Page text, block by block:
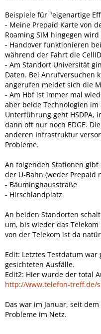
Beispiele für "eigenartige
- Meine Prepaid Karte von
Roaming SIM hingegen wird
- Handover funktionieren
während der Fahrt die
- Am Standort Universität
Daten. Bei Anrufversuchen
angerufen meldet sich die
- Am Hbf ist immer mal
aber beide Technologien
Unterführung geht HSDPA,
dann oft nur noch EDGE.
anderen Infrastruktur
Probleme.
An folgenden Stationen
der U-Bahn (weder Prepaid
- Bäuminghausstraße
- Hirschlandplatz
An beiden Standorten
um, bis wieder das
von der Telekom ist da
Edit: Letztes Testdatum
gesichteten Ausfälle.
Edit2: Hier wurde der total
http://www.telefon-treff.de/
Das war im Januar, seit
Probleme im Netz.